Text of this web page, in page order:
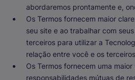
abordaremos prontamente e,
Os Termos fornecem maior
seu site e ao trabalhar com
terceiros para utilizar a
relação entre você e os
Os Termos fornecem uma
responsabilidades mútuas de